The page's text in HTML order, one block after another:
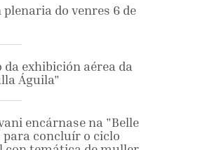
plenaria do venres 6 de
da exhibición aérea da
Águila"
encárnase na "Belle
para concluír o ciclo